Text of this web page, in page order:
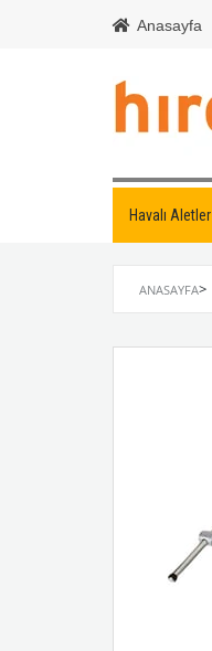
Anasayfa
Havalı Aletler
ANASAYFA>